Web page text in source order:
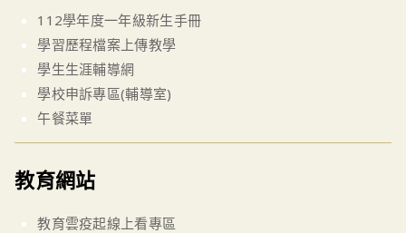
112學年度一年級新生手冊
學習歷程檔案上傳教學
學生生涯輔導網
學校申訴專區(輔導室)
午餐菜單
教育網站
教育雲疫起線上看專區